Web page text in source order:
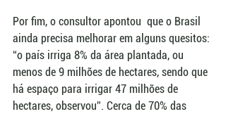
Por fim, o consultor apontou  que o Brasil
ainda precisa melhorar em alguns quesitos:
“o país irriga 8% da área plantada, ou
menos de 9 milhões de hectares, sendo que
há espaço para irrigar 47 milhões de
hectares, observou”. Cerca de 70% das